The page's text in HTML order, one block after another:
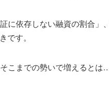
に依存しない融資の割合」
です。
こまでの勢いで増えると